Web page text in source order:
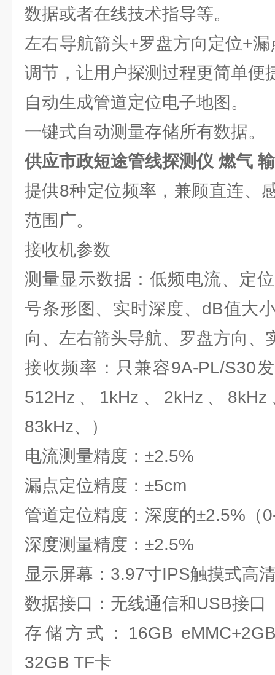
数据或者在线技术指导等。
左右导航箭头+罗盘方向定位+
调节，让用户探测过程更简单便
自动生成管道定位电子地图。
一键式自动测量存储所有数据。
供应市政短途管线探测仪 燃气
提供8种定位频率，兼顾直连、
范围广。
接收机参数
测量显示数据：低频电流、定
号条形图、实时深度、dB值大
向、左右箭头导航、罗盘方向、
接收频率：只兼容9A-PL/S30
512Hz、1kHz、2kHz、
83kHz、）
电流测量精度：±2.5%
漏点定位精度：±5cm
管道定位精度：深度的±2.5%（
深度测量精度：±2.5%
显示屏幕：3.97寸IPS触摸式高
数据接口：无线通信和USB接口
存储方式：16GB
32GB TF卡